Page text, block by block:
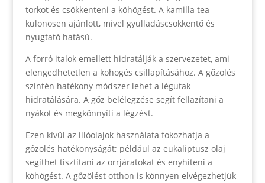
torkot és csökkenteni a köhögést. A kamilla tea
különösen ajánlott, mivel gyulladáscsökkentő és
nyugtató hatású.
A forró italok emellett hidratálják a szervezetet, ami
elengedhetetlen a köhögés csillapításához. A gőzölés
szintén hatékony módszer lehet a légutak
hidratálására. A gőz belélegzése segít fellazítani a
nyákot és megkönnyíti a légzést.
Ezen kívül az illóolajok használata fokozhatja a
gőzölés hatékonyságát; például az eukaliptusz olaj
segíthet tisztítani az orrjáratokat és enyhíteni a
köhögést. A gőzölést otthon is könnyen elvégezhetjük